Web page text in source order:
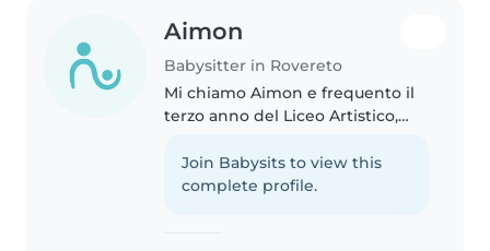
Aimon
Babysitter in Rovereto
Mi chiamo Aimon e frequento il
terzo anno del Liceo Artistico,
ragazza, responsabile e paziente,
a cui piace stare a contatto con i
Join Babysits to view this
complete profile.